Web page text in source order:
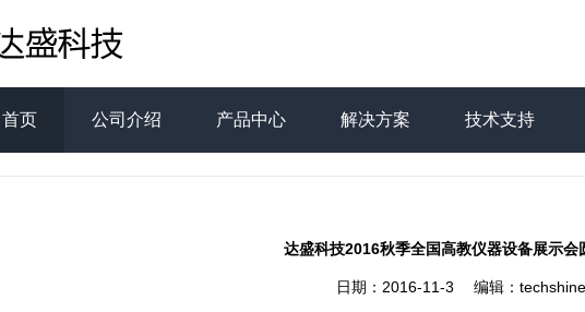
首页 公司介绍 产品中心 解决方案 技术支持
达盛科技2016秋季全国高教仪器设备展示会
日期：2016-11-3 编辑：techshine